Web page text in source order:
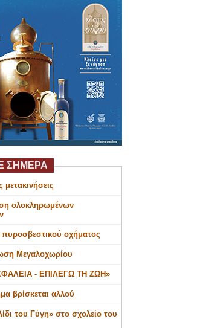
ΣΗΜΕΡΑ
μετακινήσεις
ολοκληρωμένων
πυροσβεστικού οχήματος
Μεγαλοχωρίου
- ΕΠΙΛΕΓΩ ΤΗ ΖΩΗ»
βρίσκεται αλλού
του Γύγη» στο σχολείο του